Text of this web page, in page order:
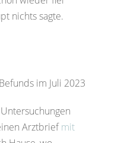
nichts sagte.
im Juli 2023
Arztbriefmit